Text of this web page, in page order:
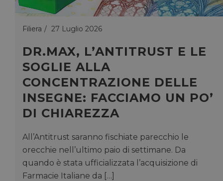
Filiera 27 Luglio 2026
DR.MAX, L’ANTITRUST E LE
SOGLIE ALLA
CONCENTRAZIONE DELLE
INSEGNE: FACCIAMO UN PO’
DI CHIAREZZA
All’Antitrust saranno fischiate parecchio le
orecchie nell’ultimo paio di settimane. Da
quando è stata ufficializzata l’acquisizione di
Farmacie Italiane da […]